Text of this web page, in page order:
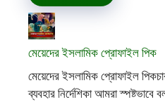
মেয়েদের ইসলামিক প্রোফাইল পিক
মেয়েদের ইসলামিক প্রোফাইল
ব্যবহার নির্দেশিকা আমরা স্পষ্টভাবে